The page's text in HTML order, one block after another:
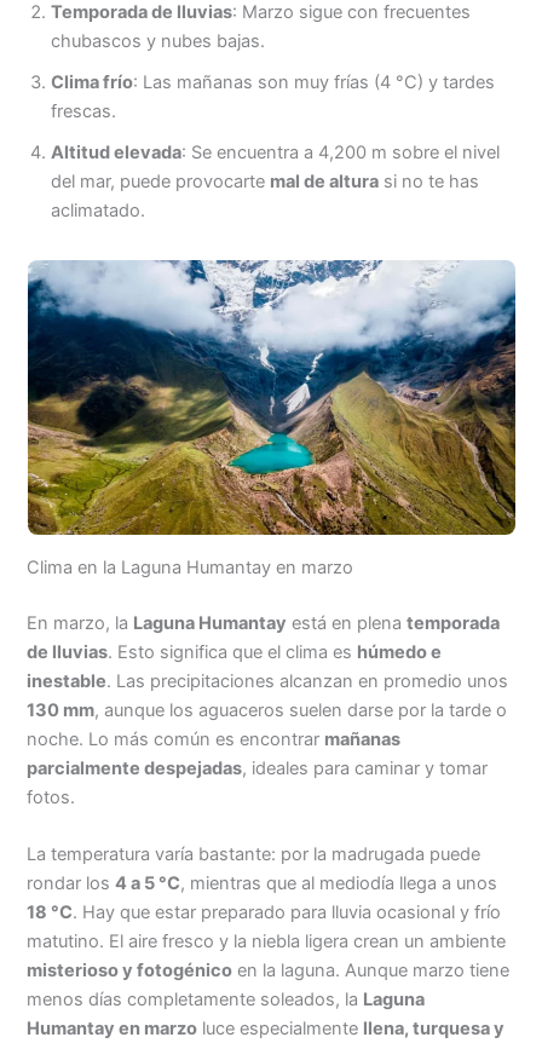
Temporada de lluvias: Marzo sigue con frecuentes
chubascos y nubes bajas.
Clima frío: Las mañanas son muy frías (4 °C) y tardes
frescas.
Altitud elevada: Se encuentra a 4,200 m sobre el nivel
del mar, puede provocarte mal de altura si no te has
aclimatado.
Clima en la Laguna Humantay en marzo
En marzo, la Laguna Humantay está en plenatemporada
de lluvias. Esto significa que el clima es húmedo e
inestable. Las precipitaciones alcanzan en promedio unos
130 mm, aunque los aguaceros suelen darse por la tarde o
noche. Lo más común es encontrar mañanas
parcialmente despejadas, ideales para caminar y tomar
fotos.
La temperatura varía bastante: por la madrugada puede
rondar los4 a 5 °C, mientras que al mediodía llega a unos
18 °C. Hay que estar preparado para lluvia ocasional y frío
matutino. El aire fresco y la niebla ligera crean un ambiente
misterioso y fotogénico en la laguna. Aunque marzo tiene
menos días completamente soleados, la Laguna
Humantay en marzo luce especialmente llena, turquesa y